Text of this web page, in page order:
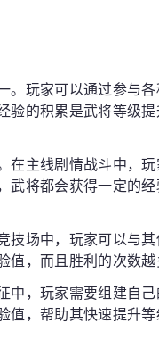
玩家可以通过参与
的积累是武将等级
在主线剧情战斗中，
将都会获得一定的经
场中，玩家可以与
，而且胜利的次数越
，玩家需要组建自
，帮助其快速提升等